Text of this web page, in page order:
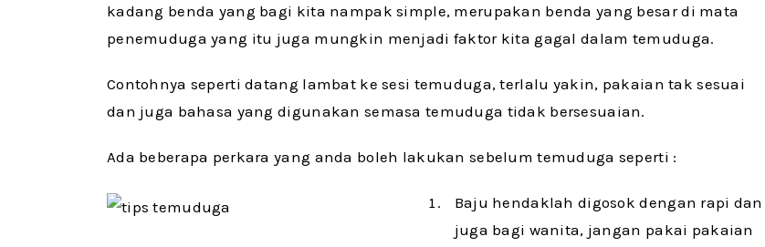
kadang benda yang bagi kita nampak simple, merupakan benda yang besar di mata
penemuduga yang itu juga mungkin menjadi faktor kita gagal dalam temuduga.
Contohnya seperti datang lambat ke sesi temuduga, terlalu yakin, pakaian tak sesuai
dan juga bahasa yang digunakan semasa temuduga tidak bersesuaian.
Ada beberapa perkara yang anda boleh lakukan sebelum temuduga seperti :
Baju hendaklah digosok dengan rapi dan
juga bagi wanita, jangan pakai pakaian